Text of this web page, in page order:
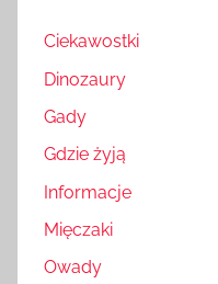
Ciekawostki
Dinozaury
Gady
Gdzie żyją
Informacje
Mięczaki
Owady